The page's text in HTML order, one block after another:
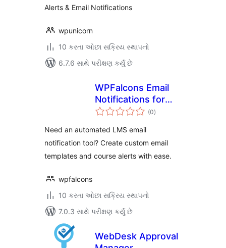
Alerts & Email Notifications
wpunicorn
10 કરતા ઓછા સક્રિય સ્થાપનો
6.7.6 સાથે પરીક્ષણ કર્યું છે
WPFalcons Email
Notifications for
LearnDash
(0કુલ
રેટિંગ્સ
)
Need an automated LMS email
notification tool? Create custom email
templates and course alerts with ease.
wpfalcons
10 કરતા ઓછા સક્રિય સ્થાપનો
7.0.3 સાથે પરીક્ષણ કર્યું છે
WebDesk Approval